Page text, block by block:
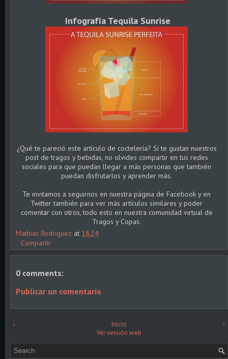
Infografía Tequila Sunrise
¿Qué te pareció este artículo de coctelería? Si te gustan nuestros
post de tragos y bebidas, no olvides compartir en tus redes
sociales para que puedan llegar a más personas que también
puedan disfrutarlos y aprender más.
Te invitamos a seguirnos en nuestra página de Facebook y en
Twitter también para ver más artículos similares y poder
comentar con otros, todo esto en nuestra comunidad virtual de
Tragos y Copas.
Mathias Rodriguez at 18:24
Compartir
0 comments:
Publicar un comentario
‹ ›
Inicio
Ver versión web